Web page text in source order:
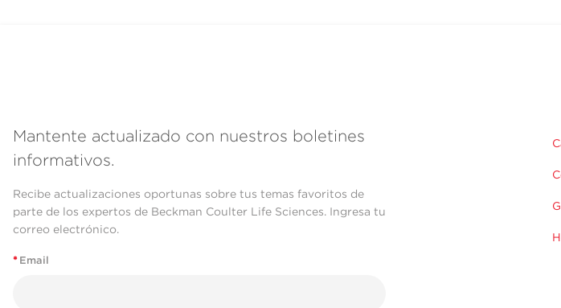
Mantente actualizado con nuestros boletines
informativos.
Recibe actualizaciones oportunas sobre tus temas favoritos de
parte de los expertos de Beckman Coulter Life Sciences. Ingresa tu
correo electrónico.
* Email